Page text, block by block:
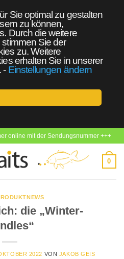
Sie optimal zu gestalten
zu können,
Durch die weitere
Sie der
zu. Weitere
erhalten Sie in unserer
- Einstellungen ändern
online mit der Sendungsnummer +++
0
die „Winter-
2022 VON JAKOB GEIS